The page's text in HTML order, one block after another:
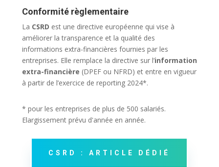
Conformité règlementaire
La CSRD est une directive européenne qui vise à
améliorer la transparence et la qualité des
informations extra-financières fournies par les
entreprises. Elle remplace la directive sur l’information
extra-financière (DPEF ou NFRD) et entre en vigueur
à partir de l’exercice de reporting 2024*.
* pour les entreprises de plus de 500 salariés.
Elargissement prévu d'année en année.
CSRD : ARTICLE DÉDIÉ